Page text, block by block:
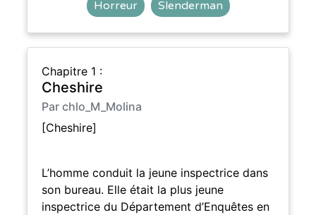
Horreur
Slenderman
Chapitre 1 :
Cheshire
Par chlo_M_Molina
[Cheshire]
L’homme conduit la jeune inspectrice dans
son bureau. Elle était la plus jeune
inspectrice du Département d’Enquêtes en